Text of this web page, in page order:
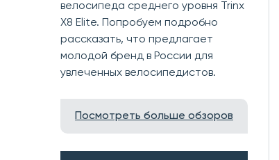
велосипеда среднего уровня Trinx
X8 Elite. Попробуем подробно
рассказать, что предлагает
молодой бренд в России для
увлеченных велосипедистов.
Посмотреть больше обзоров